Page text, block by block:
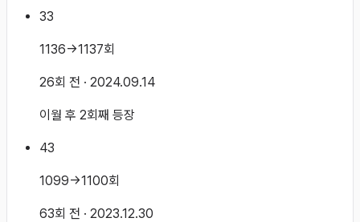
33
1136→1137회
26회 전 · 2024.09.14
이월 후 2회째 등장
43
1099→1100회
63회 전 · 2023.12.30